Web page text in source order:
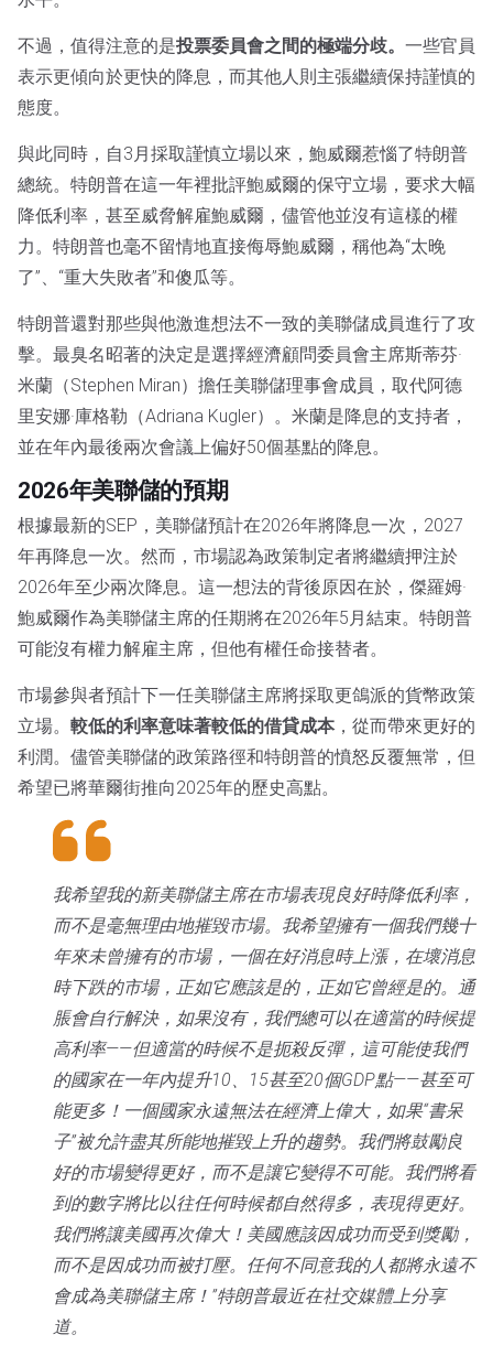
不過，值得注意的是投票委員會之間的極端分歧。 一些官員
表示更傾向於更快的降息，而其他人則主張繼續保持謹慎的
態度。
與此同時，自3月採取謹慎立場以來，鮑威爾惹惱了特朗普
總統。特朗普在這一年裡批評鮑威爾的保守立場，要求大幅
降低利率，甚至威脅解雇鮑威爾，儘管他並沒有這樣的權
力。特朗普也毫不留情地直接侮辱鮑威爾，稱他為“太晚
了”、“重大失敗者”和傻瓜等。
特朗普還對那些與他激進想法不一致的美聯儲成員進行了攻
擊。最臭名昭著的決定是選擇經濟顧問委員會主席斯蒂芬·
米蘭（Stephen Miran）擔任美聯儲理事會成員，取代阿德
里安娜·庫格勒（Adriana Kugler）。米蘭是降息的支持者，
並在年內最後兩次會議上偏好50個基點的降息。
2026年美聯儲的預期
根據最新的SEP，美聯儲預計在2026年將降息一次，2027
年再降息一次。然而，市場認為政策制定者將繼續押注於
2026年至少兩次降息。這一想法的背後原因在於，傑羅姆·
鮑威爾作為美聯儲主席的任期將在2026年5月結束。特朗普
可能沒有權力解雇主席，但他有權任命接替者。
市場參與者預計下一任美聯儲主席將採取更鴿派的貨幣政策
立場。 較低的利率意味著較低的借貸成本，從而帶來更好的
利潤。儘管美聯儲的政策路徑和特朗普的憤怒反覆無常，但
希望已將華爾街推向2025年的歷史高點。
我希望我的新美聯儲主席在市場表現良好時降低利率，
而不是毫無理由地摧毀市場。我希望擁有一個我們幾十
年來未曾擁有的市場，一個在好消息時上漲，在壞消息
時下跌的市場，正如它應該是的，正如它曾經是的。通
脹會自行解決，如果沒有，我們總可以在適當的時候提
高利率——但適當的時候不是扼殺反彈，這可能使我們
的國家在一年內提升10、15甚至20個GDP點——甚至可
能更多！一個國家永遠無法在經濟上偉大，如果“書呆
子”被允許盡其所能地摧毀上升的趨勢。我們將鼓勵良
好的市場變得更好，而不是讓它變得不可能。我們將看
到的數字將比以往任何時候都自然得多，表現得更好。
我們將讓美國再次偉大！美國應該因成功而受到獎勵，
而不是因成功而被打壓。任何不同意我的人都將永遠不
會成為美聯儲主席！”特朗普最近在社交媒體上分享
道。